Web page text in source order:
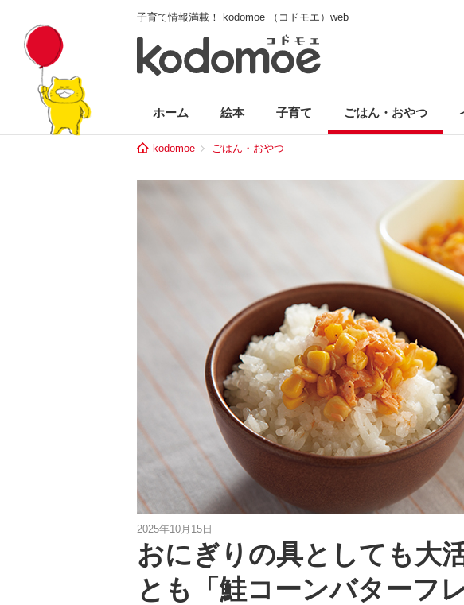
子育て情報満載！ kodomoe （コドモエ）web
ホーム 絵本 子育て ごはん・おやつ
kodomoe ごはん・おやつ
2025年10月15日
おにぎりの具としても大
とも「鮭コーンバターフ